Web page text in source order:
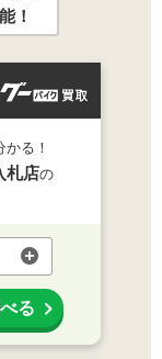
！
かる！
札店の
る